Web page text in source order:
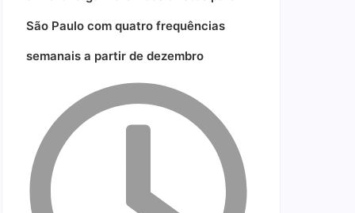
São Paulo com quatro frequências
semanais a partir de dezembro